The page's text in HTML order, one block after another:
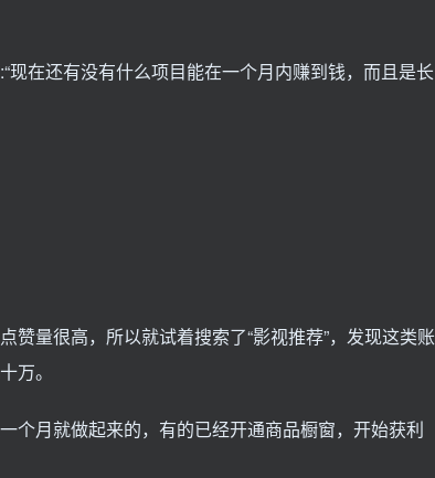
在还有没有什么项目能在一个月内赚到钱，而且是长
赞量很高，所以就试着搜索了“影视推荐”，发现这类账
万。
个月就做起来的，有的已经开通商品橱窗，开始获利